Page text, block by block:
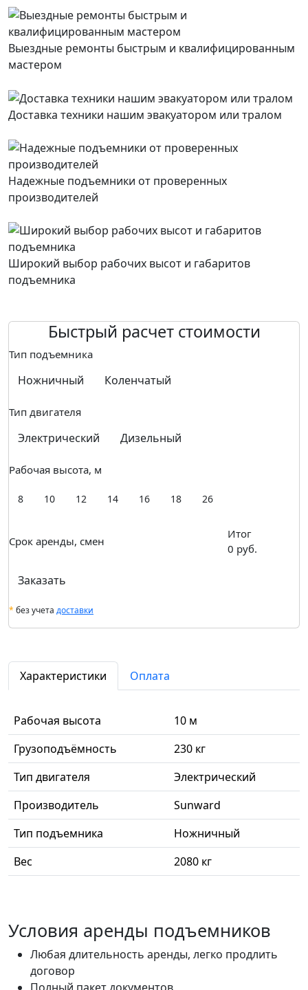
Выездные ремонты быстрым и квалифицированным
мастером
Доставка техники нашим эвакуатором или тралом
Надежные подъемники от проверенных
производителей
Широкий выбор рабочих высот и габаритов
подъемника
Быстрый расчет стоимости
Тип подъемника
Ножничный Коленчатый
Тип двигателя
Электрический Дизельный
Рабочая высота, м
8 10 12 14 16 18 26
Срок аренды, смен
Итог
0 руб.
Заказать
* без учета доставки
Характеристики Оплата
Рабочая высота
10 м
Грузоподъёмность
230 кг
Тип двигателя
Электрический
Производитель
Sunward
Тип подъемника
Ножничный
Вес
2080 кг
Условия аренды подъемников
Любая длительность аренды, легко продлить
договор